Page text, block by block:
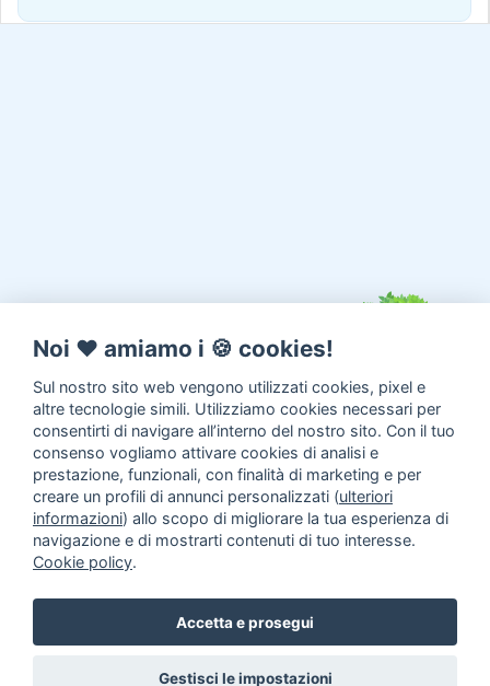
Annunci animali
Inserisci un
annuncio
Come aiutarci
Noi ♥️ amiamo i 🍪 cookies!
Sul nostro sito web vengono utilizzati cookies, pixel e
altre tecnologie simili. Utilizziamo cookies necessari per
consentirti di navigare all’interno del nostro sito. Con il tuo
consenso vogliamo attivare cookies di analisi e
prestazione, funzionali, con finalità di marketing e per
creare un profili di annunci personalizzati (ulteriori
informazioni) allo scopo di migliorare la tua esperienza di
navigazione e di mostrarti contenuti di tuo interesse.
Cookie policy.
Accetta e prosegui
Gestisci le impostazioni